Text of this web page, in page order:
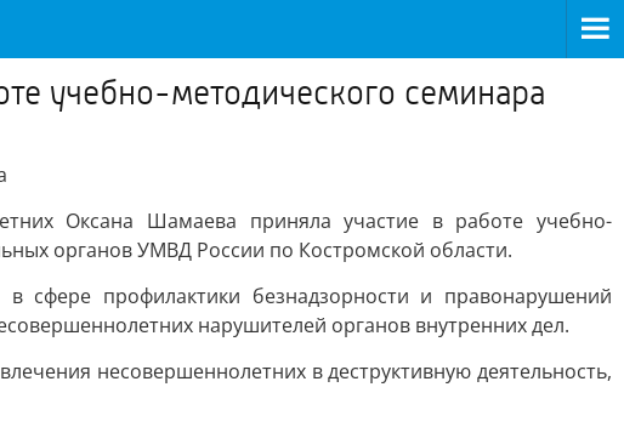
учебно-методического семинара
Оксана Шамаева приняла участие в работе учебно-
органов УМВД России по Костромской области.
сфере профилактики безнадзорности и правонарушений
нарушителей органов внутренних дел.
несовершеннолетних в деструктивную деятельность,